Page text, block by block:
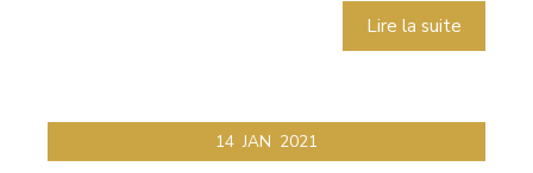
Lire la suite
14 JAN 2021